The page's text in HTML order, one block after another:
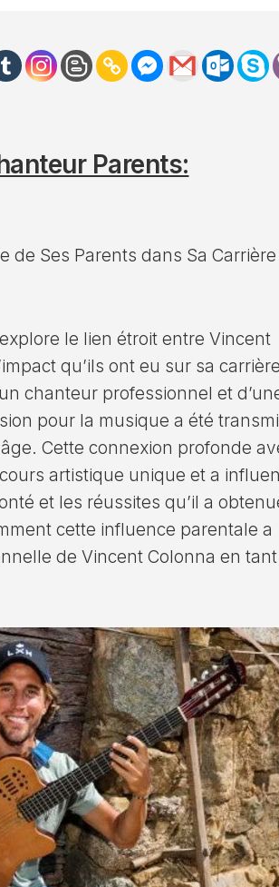
Parents:
de Ses Parents dans Sa
le lien étroit entre Vincent
qu’ils ont eu sur sa
chanteur professionnel et
pour la musique a été
Cette connexion profonde
artistique unique et a
et les réussites qu’il a
cette influence parentale a
de Vincent Colonna en